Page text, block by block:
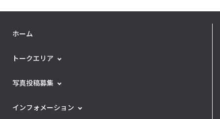
ホーム
トークエリア
写真投稿募集
インフォメーション